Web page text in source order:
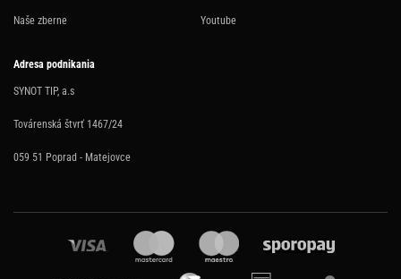
Naše zberne Youtube
Adresa podnikania
SYNOT TIP, a.s
Továrenská štvrť 1467/24
059 51 Poprad - Matejovce